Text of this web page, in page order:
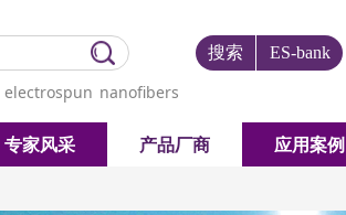
搜索 ES-bank
electrospun nanofibers
专家风采 产品厂商 应用案例